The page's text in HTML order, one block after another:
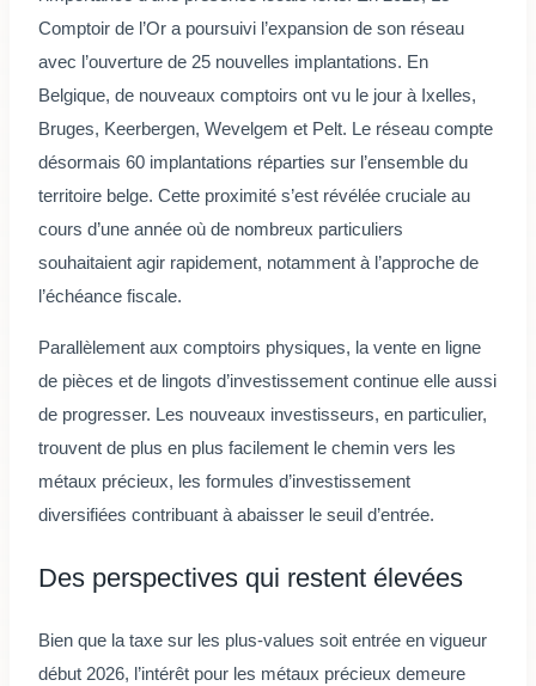
Comptoir de l’Or a poursuivi l’expansion de son réseau
avec l’ouverture de 25 nouvelles implantations. En
Belgique, de nouveaux comptoirs ont vu le jour à Ixelles,
Bruges, Keerbergen, Wevelgem et Pelt. Le réseau compte
désormais 60 implantations réparties sur l’ensemble du
territoire belge. Cette proximité s’est révélée cruciale au
cours d’une année où de nombreux particuliers
souhaitaient agir rapidement, notamment à l’approche de
l’échéance fiscale.
Parallèlement aux comptoirs physiques, la vente en ligne
de pièces et de lingots d’investissement continue elle aussi
de progresser. Les nouveaux investisseurs, en particulier,
trouvent de plus en plus facilement le chemin vers les
métaux précieux, les formules d’investissement
diversifiées contribuant à abaisser le seuil d’entrée.
Des perspectives qui restent élevées
Bien que la taxe sur les plus-values soit entrée en vigueur
début 2026, l’intérêt pour les métaux précieux demeure